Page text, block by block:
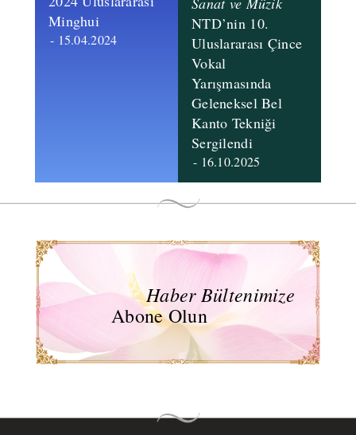
Minghui
- 15.04.2024
NTD’nin 10.
Uluslararası Çince
Vokal
Yarışmasında
Geleneksel Bel
Kanto Tekniği
Sergilendi
- 16.10.2025
Haber Bültenimize
Abone Olun